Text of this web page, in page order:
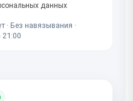
данных
· Без навязывания ·